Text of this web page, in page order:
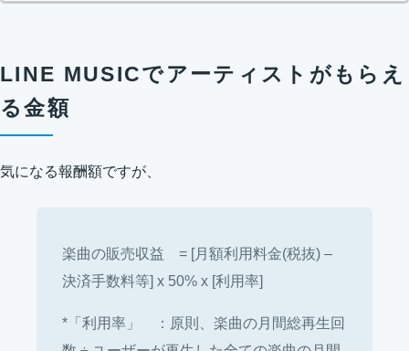
LINE MUSICでアーティストがもらえ
る金額
気になる報酬額ですが、
楽曲の販売収益 = [月額利用料金(税抜) –
決済手数料等] x 50% x [利用率]
*「利用率」 ：原則、楽曲の月間総再生回